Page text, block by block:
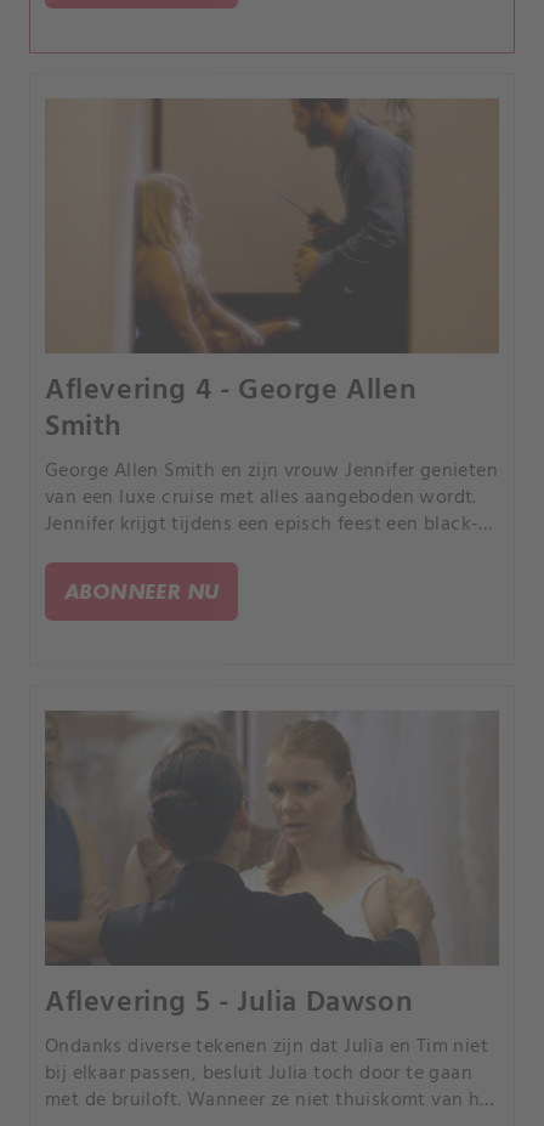
Aflevering 4 - George Allen
Smith
George Allen Smith en zijn vrouw Jennifer genieten
van een luxe cruise met alles aangeboden wordt.
Jennifer krijgt tijdens een episch feest een black-
het enige wat overblijft is een bebloed tafereel.
ABONNEER NU
Aflevering 5 - Julia Dawson
Ondanks diverse tekenen zijn dat Julia en Tim niet
bij elkaar passen, besluit Julia toch door te gaan
met de bruiloft. Wanneer ze niet thuiskomt van het